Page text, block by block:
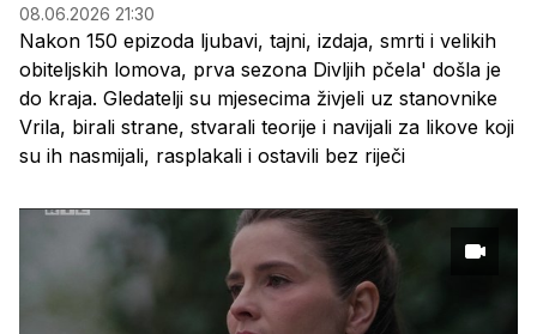
08.06.2026 21:30
Nakon 150 epizoda ljubavi, tajni, izdaja, smrti i velikih
obiteljskih lomova, prva sezona Divljih pčela' došla je
do kraja. Gledatelji su mjesecima živjeli uz stanovnike
Vrila, birali strane, stvarali teorije i navijali za likove koji
su ih nasmijali, rasplakali i ostavili bez riječi